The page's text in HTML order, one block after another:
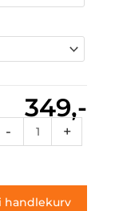
349,-
- +
handlekurv